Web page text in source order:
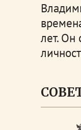
лет. Он